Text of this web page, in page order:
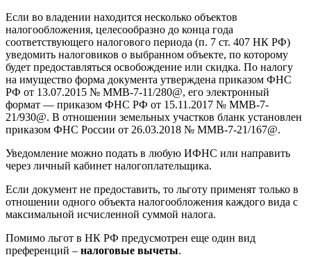
Если во владении находится несколько объектов
налогообложения, целесообразно до конца года
соответствующего налогового периода (п. 7 ст. 407 НК РФ)
уведомить налоговиков о выбранном объекте, по которому
будет предоставляться освобождение или скидка. По налогу
на имущество форма документа утверждена приказом ФНС
РФ от 13.07.2015 № ММВ-7-11/280@, его электронный
формат — приказом ФНС РФ от 15.11.2017 № ММВ-7-
21/930@. В отношении земельных участков бланк установлен
приказом ФНС России от 26.03.2018 № ММВ-7-21/167@.
Уведомление можно подать в любую ИФНС или направить
через личный кабинет налогоплательщика.
Если документ не предоставить, то льготу применят только в
отношении одного объекта налогообложения каждого вида с
максимальной исчисленной суммой налога.
Помимо льгот в НК РФ предусмотрен еще один вид
преференций – налоговые вычеты.